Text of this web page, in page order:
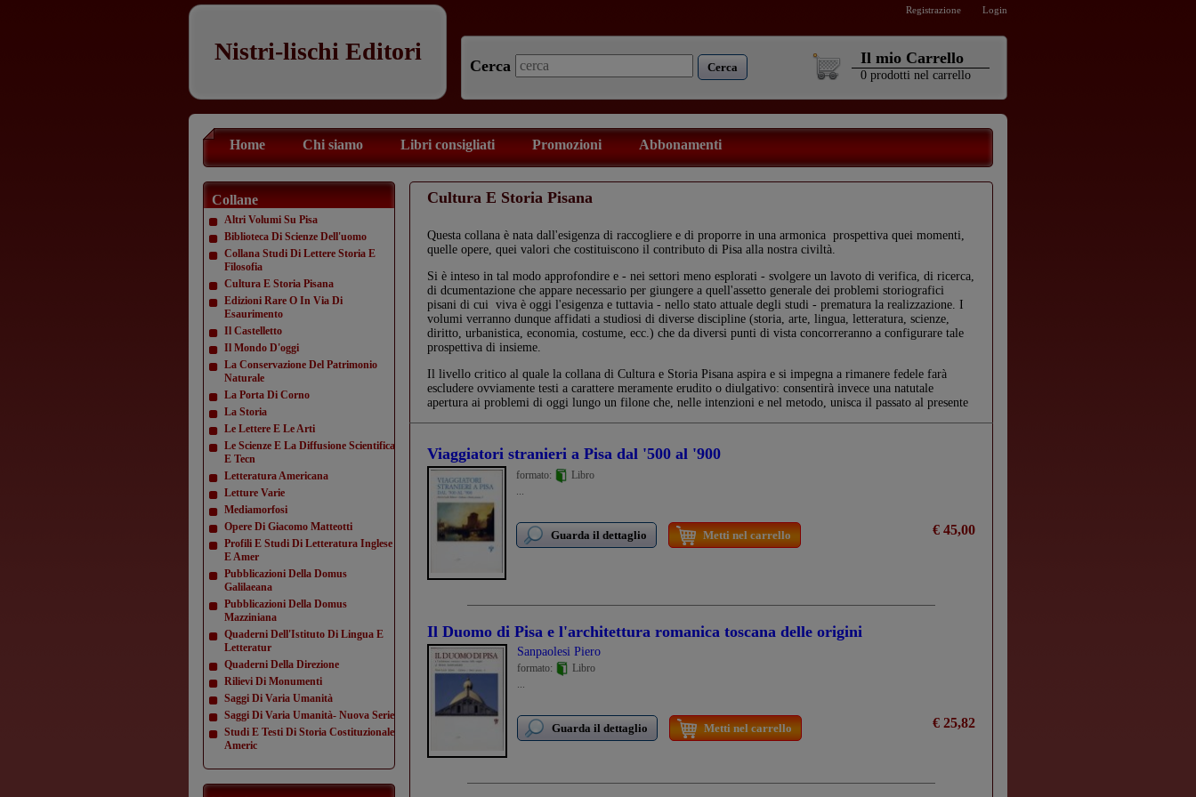
Registrazione Login
Nistri-lischi Editori
Cerca Cerca
Il mio Carrello
0 prodotti nel carrello
Home Chi siamo Libri consigliati Promozioni Abbonamenti
Collane
Altri Volumi Su Pisa
Biblioteca Di Scienze Dell'uomo
Collana Studi Di Lettere Storia E
Filosofia
Cultura E Storia Pisana
Edizioni Rare O In Via Di
Esaurimento
Il Castelletto
Il Mondo D'oggi
La Conservazione Del Patrimonio
Naturale
La Porta Di Corno
La Storia
Le Lettere E Le Arti
Le Scienze E La Diffusione Scientifica
E Tecn
Letteratura Americana
Letture Varie
Mediamorfosi
Opere Di Giacomo Matteotti
Profili E Studi Di Letteratura Inglese
E Amer
Pubblicazioni Della Domus
Galilaeana
Pubblicazioni Della Domus
Mazziniana
Quaderni Dell'Istituto Di Lingua E
Letteratur
Quaderni Della Direzione
Rilievi Di Monumenti
Saggi Di Varia Umanità
Saggi Di Varia Umanità- Nuova Serie
Studi E Testi Di Storia Costituzionale
Americ
Cultura E Storia Pisana
Questa collana è nata dall'esigenza di raccogliere e di proporre in una armonica prospettiva quei momenti,
quelle opere, quei valori che costituiscono il contributo di Pisa alla nostra civiltà.
Si è inteso in tal modo approfondire e - nei settori meno esplorati - svolgere un lavoto di verifica, di ricerca,
di dcumentazione che appare necessario per giungere a quell'assetto generale dei problemi storiografici
pisani di cui viva è oggi l'esigenza e tuttavia - nello stato attuale degli studi - prematura la realizzazione. I
volumi verranno dunque affidati a studiosi di diverse discipline (storia, arte, lingua, letteratura, scienze,
diritto, urbanistica, economia, costume, ecc.) che da diversi punti di vista concorreranno a configurare tale
prospettiva di insieme.
Il livello critico al quale la collana di Cultura e Storia Pisana aspira e si impegna a rimanere fedele farà
escludere ovviamente testi a carattere meramente erudito o diulgativo: consentirà invece una natutale
apertura ai problemi di oggi lungo un filone che, nelle intenzioni e nel metodo, unisca il passato al presente
Viaggiatori stranieri a Pisa dal '500 al '900
formato:
Libro
...
€ 45,00
Guarda il dettaglio Metti nel carrello
Il Duomo di Pisa e l'architettura romanica toscana delle origini
Sanpaolesi Piero
formato:
Libro
...
€ 25,82
Guarda il dettaglio Metti nel carrello